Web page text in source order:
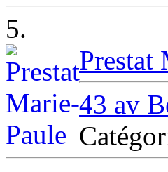
5.
Prestat
43 av